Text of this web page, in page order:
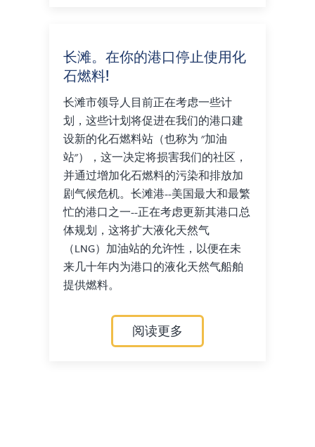
长滩。在你的港口停止使用化
石燃料!
长滩市领导人目前正在考虑一些计
划，这些计划将促进在我们的港口建
设新的化石燃料站（也称为 "加油
站"），这一决定将损害我们的社区，
并通过增加化石燃料的污染和排放加
剧气候危机。长滩港--美国最大和最繁
忙的港口之一--正在考虑更新其港口总
体规划，这将扩大液化天然气
（LNG）加油站的允许性，以便在未
来几十年内为港口的液化天然气船舶
提供燃料。
阅读更多